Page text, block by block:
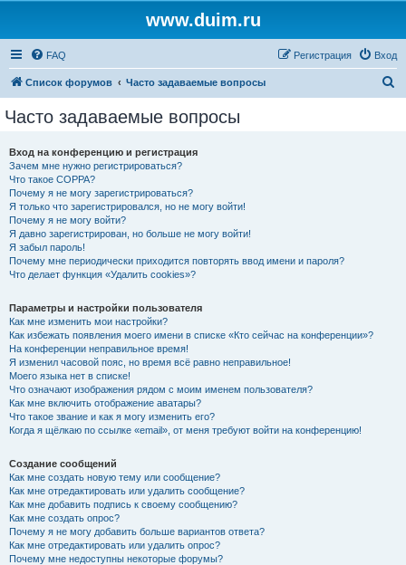
www.duim.ru
FAQ Вход
Регистрация
Список форумов Часто задаваемые вопросы
Часто задаваемые вопросы
Вход на конференцию и регистрация
Зачем мне нужно регистрироваться?
Что такое COPPA?
Почему я не могу зарегистрироваться?
Я только что зарегистрировался, но не могу войти!
Почему я не могу войти?
Я давно зарегистрирован, но больше не могу войти!
Я забыл пароль!
Почему мне периодически приходится повторять ввод имени и пароля?
Что делает функция «Удалить cookies»?
Параметры и настройки пользователя
Как мне изменить мои настройки?
Как избежать появления моего имени в списке «Кто сейчас на конференции»?
На конференции неправильное время!
Я изменил часовой пояс, но время всё равно неправильное!
Моего языка нет в списке!
Что означают изображения рядом с моим именем пользователя?
Как мне включить отображение аватары?
Что такое звание и как я могу изменить его?
Когда я щёлкаю по ссылке «email», от меня требуют войти на конференцию!
Создание сообщений
Как мне создать новую тему или сообщение?
Как мне отредактировать или удалить сообщение?
Как мне добавить подпись к своему сообщению?
Как мне создать опрос?
Почему я не могу добавить больше вариантов ответа?
Как мне отредактировать или удалить опрос?
Почему мне недоступны некоторые форумы?